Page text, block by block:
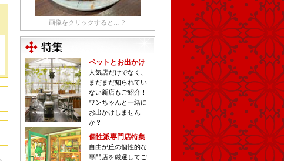
画像をクリックすると…？
ペットとお出かけ
人気店だけでなく、
まだまだ知られてい
ない新店もご紹介！
ワンちゃんと一緒に
お出かけしません
か？
個性派専門店特集
自由が丘の個性的な
専門店を厳選してご